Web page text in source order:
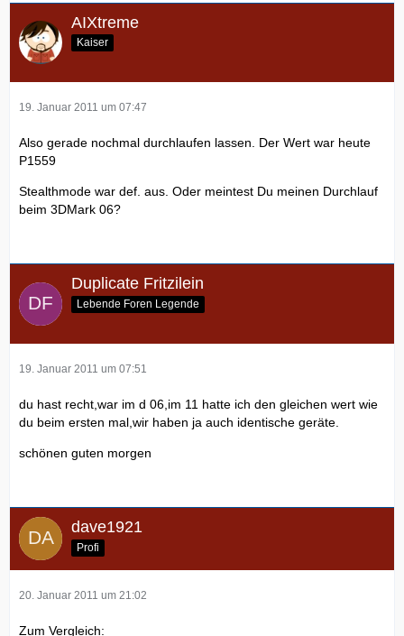
AIXtreme
Kaiser
19. Januar 2011 um 07:47
Also gerade nochmal durchlaufen lassen. Der Wert war heute
P1559
Stealthmode war def. aus. Oder meintest Du meinen Durchlauf
beim 3DMark 06?
Duplicate Fritzilein
Lebende Foren Legende
19. Januar 2011 um 07:51
du hast recht,war im d 06,im 11 hatte ich den gleichen wert wie
du beim ersten mal,wir haben ja auch identische geräte.
schönen guten morgen
dave1921
Profi
20. Januar 2011 um 21:02
Zum Vergleich: